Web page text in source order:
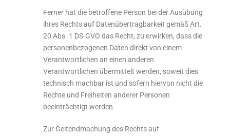
Ferner hat die betroffene Person bei der Ausübung
ihres Rechts auf Datenübertragbarkeit gemäß Art.
20 Abs. 1 DS-GVO das Recht, zu erwirken, dass die
personenbezogenen Daten direkt von einem
Verantwortlichen an einen anderen
Verantwortlichen übermittelt werden, soweit dies
technisch machbar ist und sofern hiervon nicht die
Rechte und Freiheiten anderer Personen
beeinträchtigt werden.
Zur Geltendmachung des Rechts auf